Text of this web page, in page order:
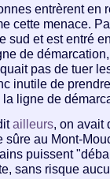
entrèrent en
cette menace.
sud et est entré
de
pas de tuer
inutile de
ligne de
ailleurs, on avait
sûre au Mont-
puissent
sans risque